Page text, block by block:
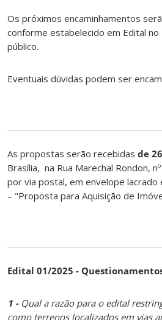
Os próximos encaminhamentos
conforme estabelecido em Edital
público.
Eventuais dúvidas podem ser
As propostas serão recebidas de
Brasília, na Rua Marechal Rondon,
por via postal, em envelope
– "Proposta para Aquisição de
Edital 01/2025 -
1 - Qual a razão para o edital
como terrenos localizados em vias